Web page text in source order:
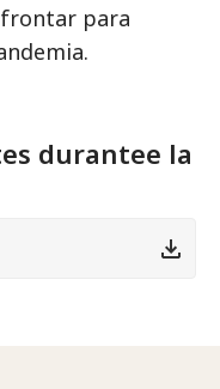
para
durantee la